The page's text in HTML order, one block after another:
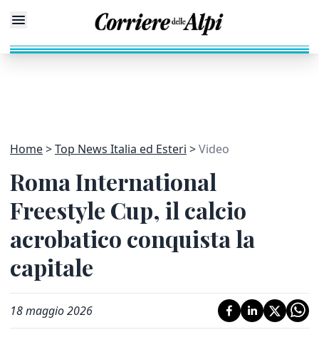
Home Top News Italia ed Esteri Video
Roma International
Freestyle Cup, il calcio
acrobatico conquista la
capitale
18 maggio 2026